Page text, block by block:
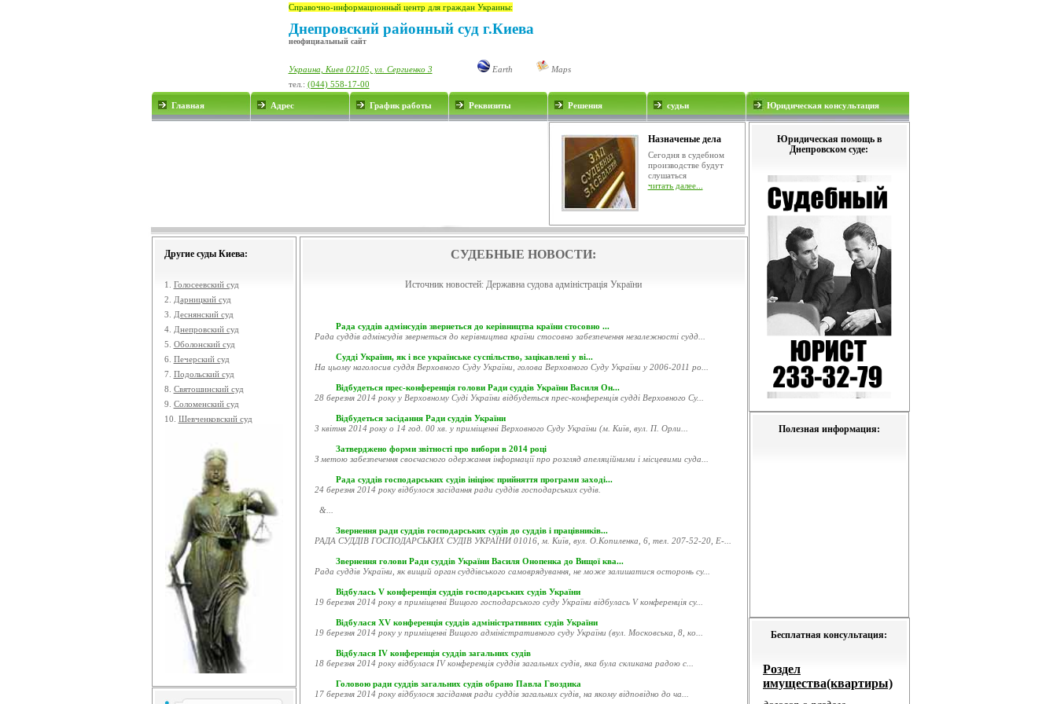
Справочно-информационный центр для граждан Украины:
Днепровский районный суд г.Киева
неофициальный сайт
Украина, Киев 02105, ул. Сергиенко 3 Earth
Maps
тел.: (044) 558-17-00
Главная Адрес График работы Реквизиты Решения судьи Юридическая консультация
Назначеные дела
Сегодня в судебном
производстве будут
слушаться
читать далее...
Юридическая помощь в
Днепровском суде:
Полезная информация:
Бесплатная консультация:
Другие суды Киева:
1. Голосеевский суд
2.
Дарницкий суд
3.
Деснянский суд
4. Днепровский суд
5. Оболонский суд
6. Печерский суд
7. Подольский суд
8. Святошинский суд
9. Соломенский суд
10. Шевченковский суд
СУДЕБНЫЕ НОВОСТИ:
Источник новостей: Державна судова адміністрація України
Рада суддів адмінсудів звернеться до керівництва країни стосовно ...
Рада суддів адмінсудів звернеться до керівництва країни стосовно забезпечення незалежності судд...
Судді України, як і все українське суспільство, зацікавлені у ві...
На цьому наголосив суддя Верховного Суду України, голова Верховного Суду України у 2006-2011 ро...
Відбудеться прес-конференція голови Ради суддів України Василя Он...
28 березня 2014 року у Верховному Суді України відбудеться прес-конференція судді Верховного Су...
Відбудеться засідання Ради суддів України
3 квітня 2014 року о 14 год. 00 хв. у приміщенні Верховного Суду України (м. Київ, вул. П. Орли...
Затверджено форми звітності про вибори в 2014 році
З метою забезпечення своєчасного одержання інформації про розгляд апеляційними і місцевими суда...
Рада суддів господарських судів ініціює прийняття програми заході...
24 березня 2014 року відбулося засідання ради суддів господарських судів.
&...
Звернення ради суддів господарських судів до суддів і працівників...
РАДА СУДДІВ ГОСПОДАРСЬКИХ СУДІВ УКРАЇНИ 01016, м. Київ, вул. О.Копиленка, 6, тел. 207-52-20, E-...
Звернення голови Ради суддів України Василя Онопенка до Вищої ква...
Рада суддів України, як вищий орган суддівського самоврядування, не може залишатися осторонь су...
Відбулась V конференція суддів господарських судів України
19 березня 2014 року в приміщенні Вищого господарського суду України відбулась V конференція су...
Відбулася XV конференція суддів адміністративних судів України
19 березня 2014 року у приміщенні Вищого адміністративного суду України (вул. Московська, 8, ко...
Відбулася ІV конференція суддів загальних судів
18 березня 2014 року відбулася ІV конференція суддів загальних судів, яка була скликана радою с...
Головою ради суддів загальних судів обрано Павла Гвоздика
17 березня 2014 року відбулося засідання ради суддів загальних судів, на якому відповідно до ча...